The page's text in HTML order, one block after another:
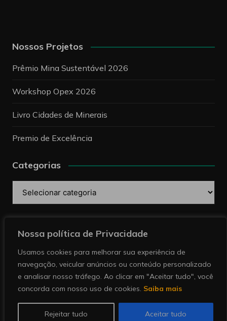
Nossa política de Privacidade
Usamos cookies para melhorar sua experiência de
navegação, veicular anúncios ou conteúdo personalizado
e analisar nosso tráfego. Ao clicar em "Aceitar tudo", você
concorda com nosso uso de cookies. Saiba mais
Rejeitar tudo Aceitar tudo
Nossos Projetos
Prêmio Mina Sustentável 2026
Workshop Opex 2026
Livro Cidades de Minerais
Premio de Excelência
Categorias
mineração. Todos direitos reservados.